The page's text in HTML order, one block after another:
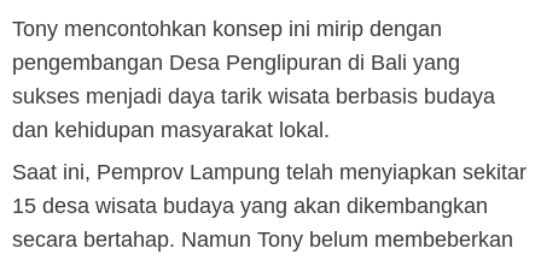
Tony mencontohkan konsep ini mirip dengan
pengembangan Desa Penglipuran di Bali yang
sukses menjadi daya tarik wisata berbasis budaya
dan kehidupan masyarakat lokal.
Saat ini, Pemprov Lampung telah menyiapkan sekitar
15 desa wisata budaya yang akan dikembangkan
secara bertahap. Namun Tony belum membeberkan